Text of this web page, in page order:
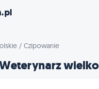
/ Czipowanie